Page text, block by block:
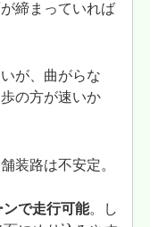
締まっていれば
が、曲がらな
の方が速いか
装路は不安定。
で走行可能。し